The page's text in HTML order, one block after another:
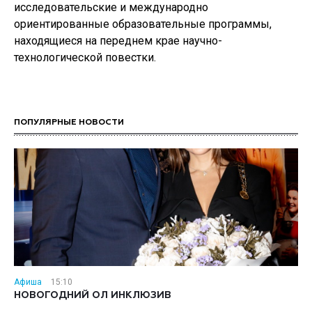
исследовательские и международно
ориентированные образовательные программы,
находящиеся на переднем крае научно-
технологической повестки.
ПОПУЛЯРНЫЕ НОВОСТИ
Афиша
15:10
НОВОГОДНИЙ ОЛ ИНКЛЮЗИВ